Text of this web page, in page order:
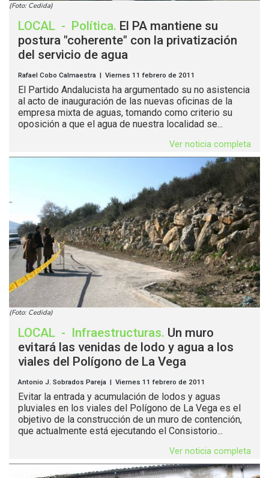
(Foto: Cedida)
LOCAL - Política. El PA mantiene su
postura "coherente" con la privatización
del servicio de agua
Rafael Cobo Calmaestra | Viernes 11 febrero de 2011
El Partido Andalucista ha argumentado su no asistencia
al acto de inauguración de las nuevas oficinas de la
empresa mixta de aguas, tomando como criterio su
oposición a que el agua de nuestra localidad se...
Ver noticia completa
(Foto: Cedida)
LOCAL - Infraestructuras. Un muro
evitará las venidas de lodo y agua a los
viales del Polígono de La Vega
Antonio J. Sobrados Pareja | Viernes 11 febrero de 2011
Evitar la entrada y acumulación de lodos y aguas
pluviales en los viales del Polígono de La Vega es el
objetivo de la construcción de un muro de contención,
que actualmente está ejecutando el Consistorio...
Ver noticia completa